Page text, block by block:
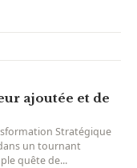
ajoutée et de
Stratégique
un tournant
quête de...